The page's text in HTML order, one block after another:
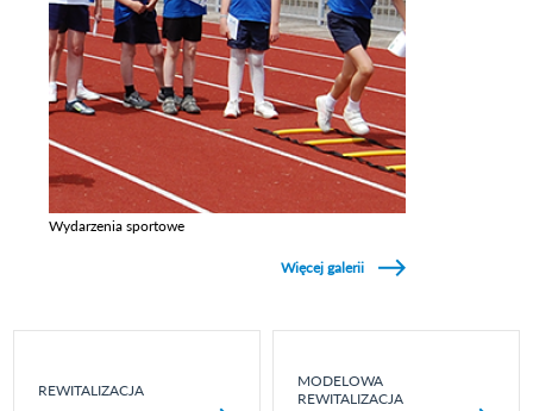
Wydarzenia sportowe
Więcej galerii
REWITALIZACJA
MODELOWA
REWITALIZACJA